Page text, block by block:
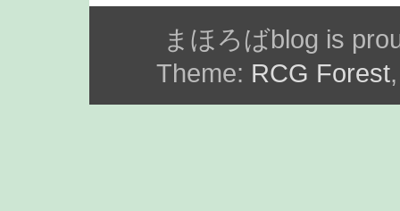
まほろばblog is
Theme: RCG Forest